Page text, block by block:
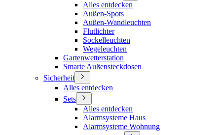
Alles entdecken
Außen-Spots
Außen-Wandleuchten
Flutlichter
Sockelleuchten
Wegeleuchten
Gartenwetterstation
Smarte Außensteckdosen
Sicherheit
Alles entdecken
Sets
Alles entdecken
Alarmsysteme Haus
Alarmsysteme Wohnung